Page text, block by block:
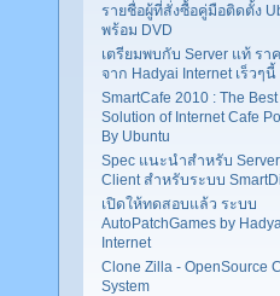
รายชื่อผู้ที่สั่งซื้อคู่มือติดตั้ง
พร้อม DVD
เตรียมพบกับ Server แท้ รา
จาก Hadyai Internet เร็วๆนี้
SmartCafe 2010 : The Best
Solution of Internet Cafe
By Ubuntu
Spec แนะนำสำหรับ
Client สำหรับระบบ
เปิดให้ทดสอบแล้ว ระบบ
AutoPatchGames by
Internet
Clone Zilla - OpenSource
System